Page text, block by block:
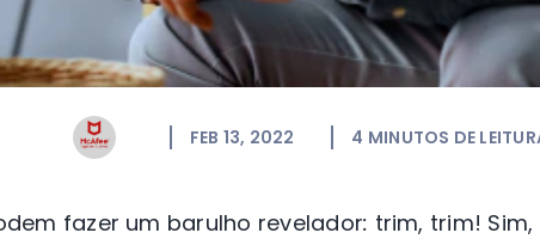
FEB 13, 2022 4 MINUTOS DE
fazer um barulho revelador: trim, trim!